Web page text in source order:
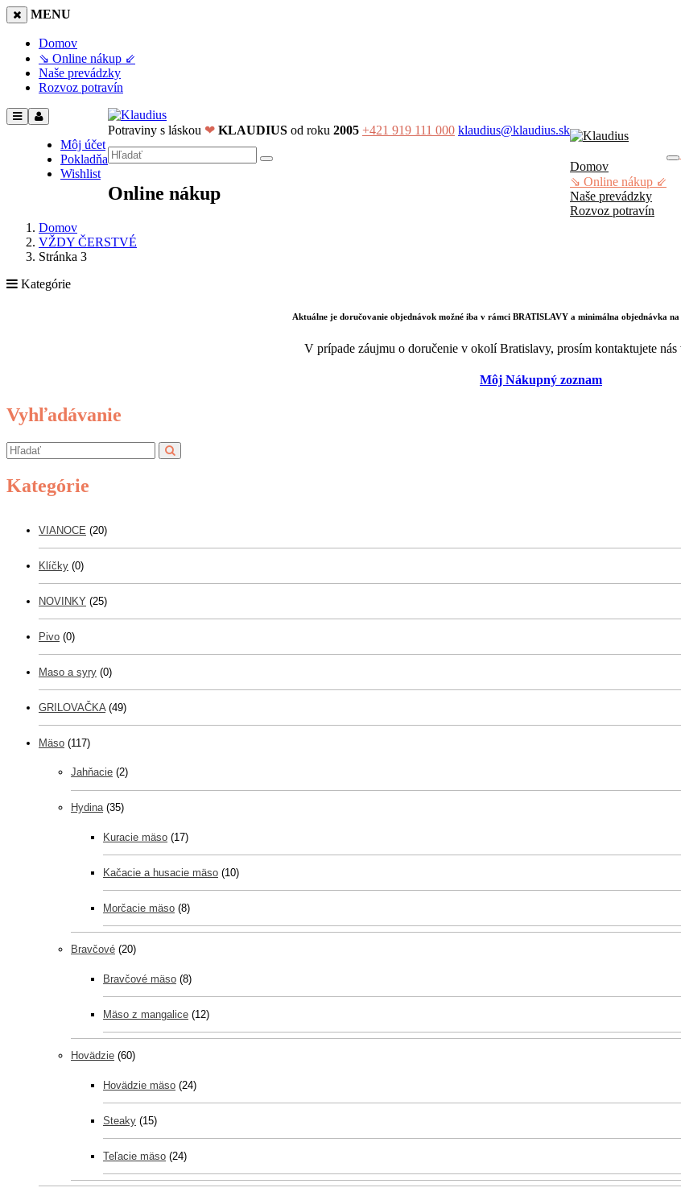
MENU
Domov
⇘ Online nákup ⇙
Naše prevádzky
Rozvoz potravín
Môj účet
Pokladňa
Wishlist
Potraviny s láskou ❤ KLAUDIUS od roku 2005 +421 919 111 000 klaudius@klaudius.sk
Domov
⇘ Online nákup ⇙
Naše prevádzky
Rozvoz potravín
Online nákup
Domov
VŽDY ČERSTVÉ
Stránka 3
Kategórie
Aktuálne je doručovanie objednávok možné iba v rámci BRATISLAVY a minimálna objednávka
V prípade záujmu o doručenie v okolí Bratislavy, prosím kontaktujete
Môj Nákupný zoznam
Vyhľadávanie
Kategórie
VIANOCE (20)
Klíčky (0)
NOVINKY (25)
Pivo (0)
Maso a syry (0)
GRILOVAČKA (49)
Mäso (117)
Jahňacie (2)
Hydina (35)
Kuracie mäso (17)
Kačacie a husacie mäso (10)
Morčacie mäso (8)
Bravčové (20)
Bravčové mäso (8)
Mäso z mangalice (12)
Hovädzie (60)
Hovädzie mäso (24)
Steaky (15)
Teľacie mäso (24)